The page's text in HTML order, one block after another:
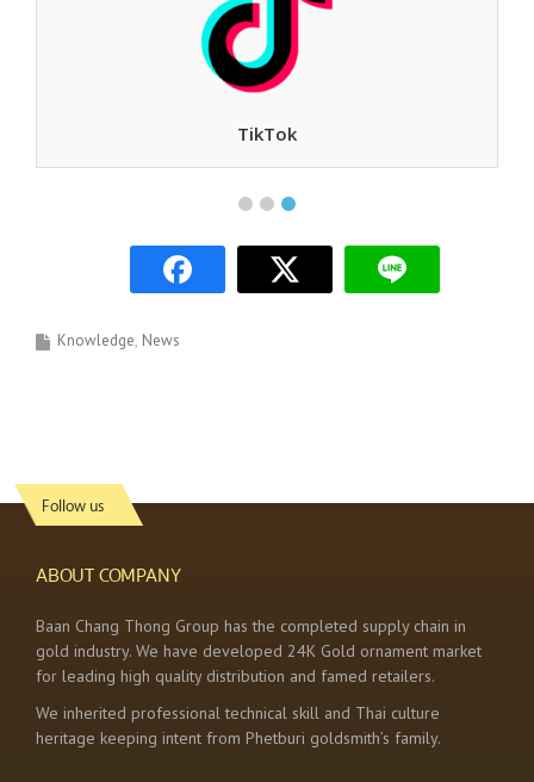
TikTok
Knowledge News
Follow us
ABOUT COMPANY
Baan Chang Thong Group has the completed supply chain in
gold industry. We have developed 24K Gold ornament market
for leading high quality distribution and famed retailers.
We inherited professional technical skill and Thai culture
heritage keeping intent from Phetburi goldsmith’s family.